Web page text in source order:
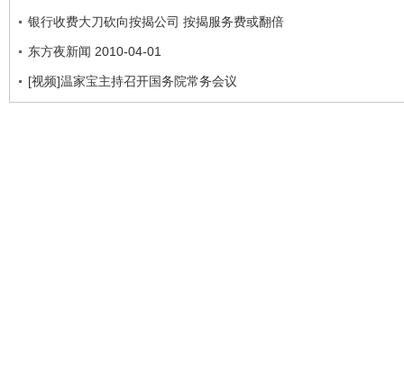
银行收费大刀砍向按揭公司 按揭服务费或翻倍
东方夜新闻 2010-04-01
[视频]温家宝主持召开国务院常务会议